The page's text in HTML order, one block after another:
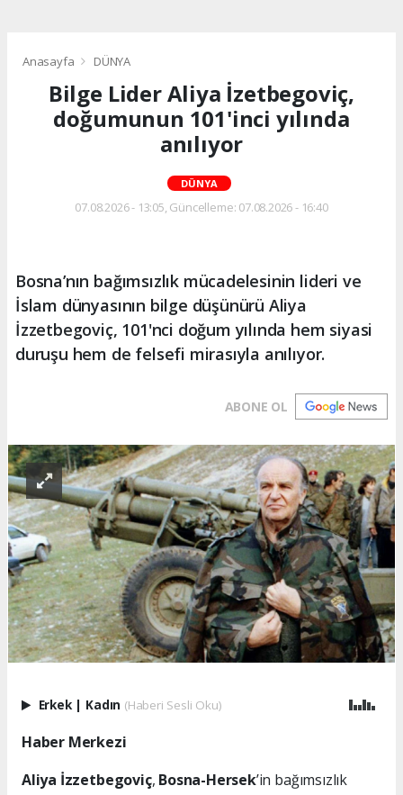
Anasayfa DÜNYA
Bilge Lider Aliya İzetbegoviç,
doğumunun 101'inci yılında
anılıyor
DÜNYA
07.08.2026 - 13:05, Güncelleme: 07.08.2026 - 16:40
Bosna’nın bağımsızlık mücadelesinin lideri ve
İslam dünyasının bilge düşünürü Aliya
İzzetbegoviç, 101'nci doğum yılında hem siyasi
duruşu hem de felsefi mirasıyla anılıyor.
ABONE OL
Erkek | Kadın (Haberi Sesli Oku)
Haber Merkezi
Aliya İzzetbegoviç, Bosna-Hersek’in bağımsızlık